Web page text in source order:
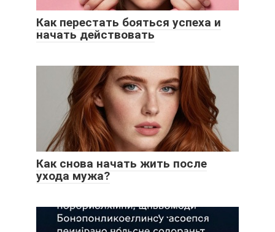
Как перестать бояться успеха и
начать действовать
Как снова начать жить после
ухода мужа?